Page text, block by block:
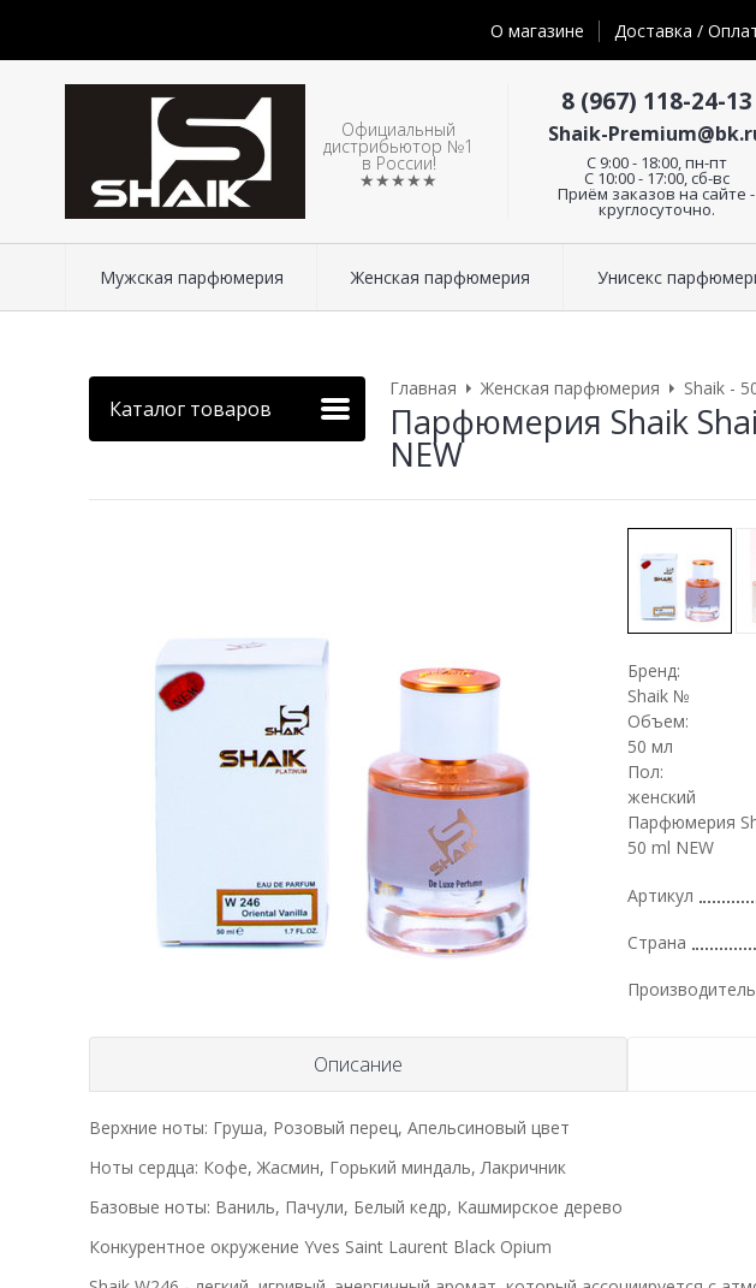
О магазине Доставка /
Официальный
дистрибьютор №1
в России!
★★★★★
8 (967) 118-24-13
Shaik-
C 9:00 - 18:00, пн-пт
С 10:00 - 17:00, сб-вс
Приём заказов на сайте -
круглосуточно.
Мужская парфюмерия Женская парфюмерия Унисекс
Каталог товаров
Главная Женская парфюмерия Shaik -
Парфюмерия Shaik
NEW
Бренд:
Shaik №
Объем:
50 мл
Пол:
женский
Парфюмерия
50 ml NEW
Артикул
Страна
Производитель
Описание
Верхние ноты: Груша, Розовый перец, Апельсиновый цвет
Ноты сердца: Кофе, Жасмин, Горький миндаль, Лакричник
Базовые ноты: Ваниль, Пачули, Белый кедр, Кашмирское дерево
Конкурентное окружение Yves Saint Laurent Black Opium